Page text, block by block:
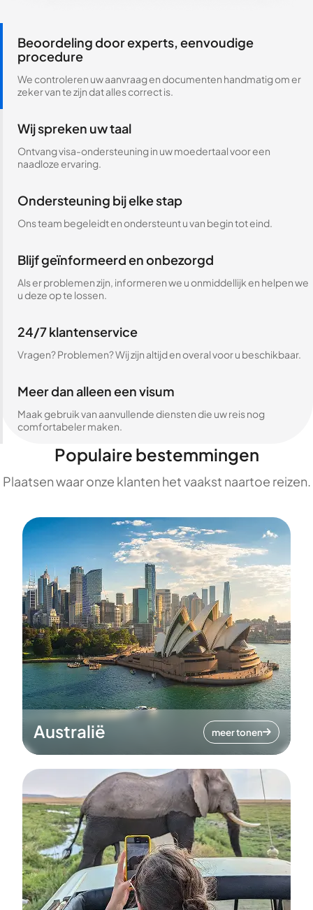
Beoordeling door experts, eenvoudige
procedure
We controleren uw aanvraag en documenten handmatig om er
zeker van te zijn dat alles correct is.
Wij spreken uw taal
Ontvang visa-ondersteuning in uw moedertaal voor een
naadloze ervaring.
Ondersteuning bij elke stap
Ons team begeleidt en ondersteunt u van begin tot eind.
Blijf geïnformeerd en onbezorgd
Als er problemen zijn, informeren we u onmiddellijk en helpen we
u deze op te lossen.
24/7 klantenservice
Vragen? Problemen? Wij zijn altijd en overal voor u beschikbaar.
Meer dan alleen een visum
Maak gebruik van aanvullende diensten die uw reis nog
comfortabeler maken.
Populaire bestemmingen
Plaatsen waar onze klanten het vaakst naartoe reizen.
Australië meer tonen